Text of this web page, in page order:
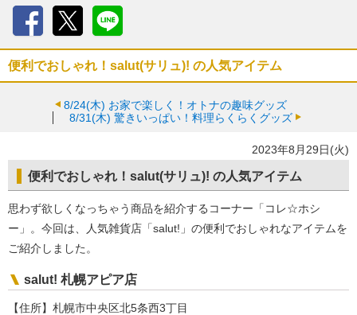
便利でおしゃれ！salut(サリュ)! の人気アイテム
8/24(木) お家で楽しく！オトナの趣味グッズ
8/31(木) 驚きいっぱい！料理らくらくグッズ
2023年8月29日(火)
便利でおしゃれ！salut(サリュ)! の人気アイテム
思わず欲しくなっちゃう商品を紹介するコーナー「コレ☆ホシ
ー」。今回は、人気雑貨店「salut!」の便利でおしゃれなアイテムを
ご紹介しました。
salut! 札幌アピア店
【住所】札幌市中央区北5条西3丁目